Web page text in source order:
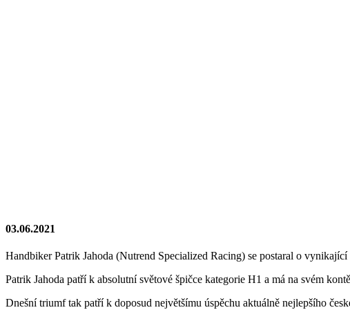
03.06.2021
Handbiker Patrik Jahoda (Nutrend Specialized Racing) se postaral o
Patrik Jahoda patří k absolutní světové špičce kategorie H1 a má na svém
Dnešní triumf tak patří k doposud největšímu úspěchu aktuálně nejlepšího